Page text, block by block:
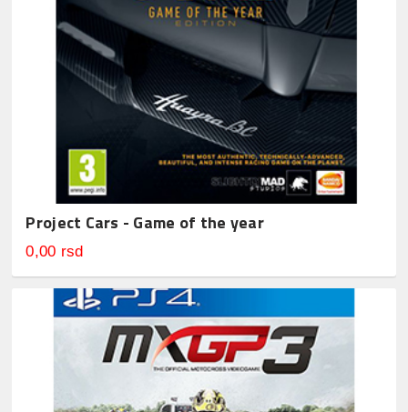
Project Cars - Game of the year
0,00 rsd